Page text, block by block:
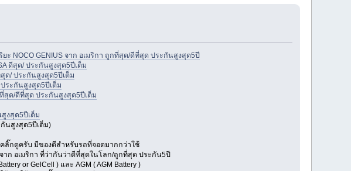
NOCO GENIUS จาก อเมริกา ถูกที่สุด/ดีที่สุด ประกันสูงสุด5ปี
ดีสุด/ ประกันสูงสุด5ปีเต็ม
สุด/ ประกันสูงสุด5ปีเต็ม
ประกันสูงสุด5ปีเต็ม
สุด/ดีที่สุด ประกันสูงสุด5ปีเต็ม
งสุด5ปีเต็ม
กันสูงสุด5ปีเต็ม)
ลิ๊กดูครับ มีของดีสำหรับรถที่จอดมากกว่าใช้
าก อเมริกา ที่ว่ากันว่าดีที่สุดในโลก/ถูกที่สุด ประกัน5ปี
or GelCell ) และ AGM ( AGM Battery )